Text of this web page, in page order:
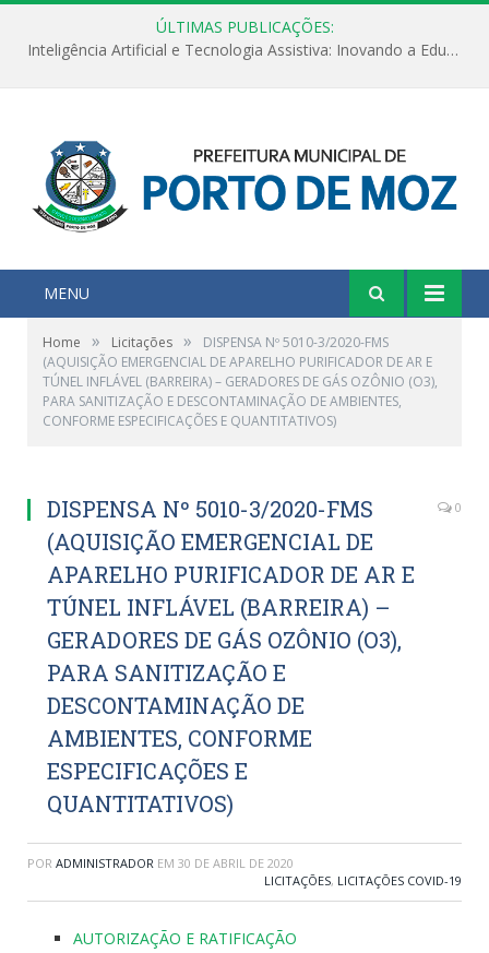
ÚLTIMAS PUBLICAÇÕES:
Inteligência Artificial e Tecnologia Assistiva: Inovando a Educação Especial e Inclusiva
MENU
Home » Licitações »
DISPENSA Nº 5010-3/2020-FMS
(AQUISIÇÃO EMERGENCIAL DE APARELHO PURIFICADOR DE AR E
TÚNEL INFLÁVEL (BARREIRA) – GERADORES DE GÁS OZÔNIO (O3),
PARA SANITIZAÇÃO E DESCONTAMINAÇÃO DE AMBIENTES,
CONFORME ESPECIFICAÇÕES E QUANTITATIVOS)
DISPENSA Nº 5010-3/2020-FMS
(AQUISIÇÃO EMERGENCIAL DE
APARELHO PURIFICADOR DE AR E
TÚNEL INFLÁVEL (BARREIRA) –
GERADORES DE GÁS OZÔNIO (O3),
PARA SANITIZAÇÃO E
DESCONTAMINAÇÃO DE
AMBIENTES, CONFORME
ESPECIFICAÇÕES E
QUANTITATIVOS)
0
POR ADMINISTRADOR EM 30 DE ABRIL DE 2020
LICITAÇÕES, LICITAÇÕES COVID-19
AUTORIZAÇÃO E RATIFICAÇÃO